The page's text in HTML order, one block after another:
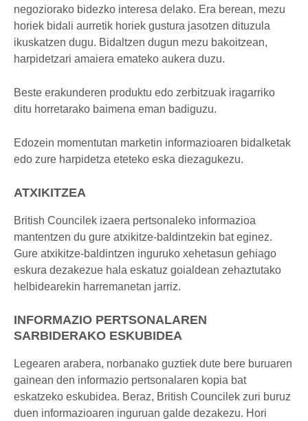
negoziorako bidezko interesa delako. Era berean, mezu
horiek bidali aurretik horiek gustura jasotzen dituzula
ikuskatzen dugu. Bidaltzen dugun mezu bakoitzean,
harpidetzari amaiera emateko aukera duzu.
Beste erakunderen produktu edo zerbitzuak iragarriko
ditu horretarako baimena eman badiguzu.
Edozein momentutan marketin informazioaren bidalketak
edo zure harpidetza eteteko eska diezagukezu.
ATXIKITZEA
British Councilek izaera pertsonaleko informazioa
mantentzen du gure atxikitze-baldintzekin bat eginez.
Gure atxikitze-baldintzen inguruko xehetasun gehiago
eskura dezakezue hala eskatuz goialdean zehaztutako
helbidearekin harremanetan jarriz.
INFORMAZIO PERTSONALAREN
SARBIDERAKO ESKUBIDEA
Legearen arabera, norbanako guztiek dute bere buruaren
gainean den informazio pertsonalaren kopia bat
eskatzeko eskubidea. Beraz, British Councilek zuri buruz
duen informazioaren inguruan galde dezakezu. Hori